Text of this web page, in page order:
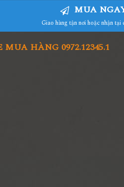
MUA
Giao hàng tận nơi hoặc nhận tại
HÀNG 0972.12345.1